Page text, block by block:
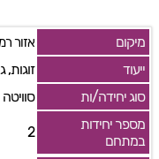
מיקום אזור
ייעוד
זוגות,
סוג יחידה/ות
סוויטה
מספר יחידות
במתחם
2